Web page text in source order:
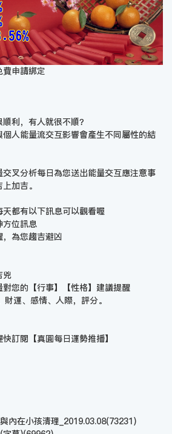
申請綁定
利，有人就很不順？
人能量流交互影響會產生不同屬性的結
叉分析每日為您送出能量交互應注意事
加吉。
天都有以下訊息可以觀看喔
位訊息
為您趨吉避凶
兇
您的【行事】【性格】建議提醒
運、感情、人際，評分。
訂閱【真圓每日運勢推播】
內在小孩清理_2019.03.08(73231)